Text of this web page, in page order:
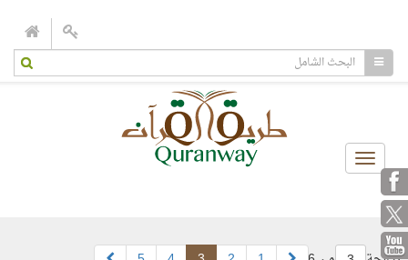
Toggle
navigation